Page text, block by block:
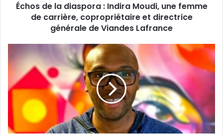
carrière,
copropriétaire
de
Viandes
Lafrance
Échos de la diaspora : Indira Moudi, une femme
de carrière, copropriétaire et directrice
générale de Viandes Lafrance
entrepreneur :
Jason
Njoku,
patron
surnommée
le